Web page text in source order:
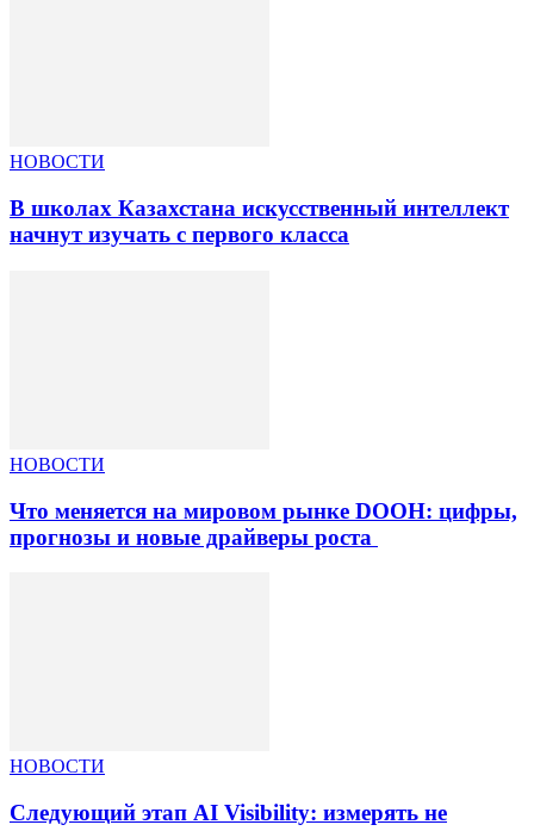
НОВОСТИ
В школах Казахстана искусственный интеллект
начнут изучать с первого класса
НОВОСТИ
Что меняется на мировом рынке DOOH: цифры,
прогнозы и новые драйверы роста
НОВОСТИ
Следующий этап AI Visibility: измерять не